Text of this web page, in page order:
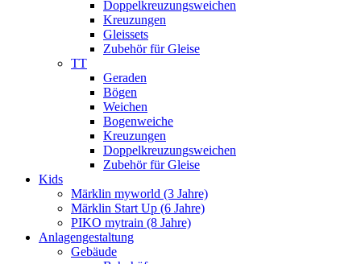
Doppelkreuzungsweichen
Kreuzungen
Gleissets
Zubehör für Gleise
TT
Geraden
Bögen
Weichen
Bogenweiche
Kreuzungen
Doppelkreuzungsweichen
Zubehör für Gleise
Kids
Märklin myworld (3 Jahre)
Märklin Start Up (6 Jahre)
PIKO mytrain (8 Jahre)
Anlagengestaltung
Gebäude